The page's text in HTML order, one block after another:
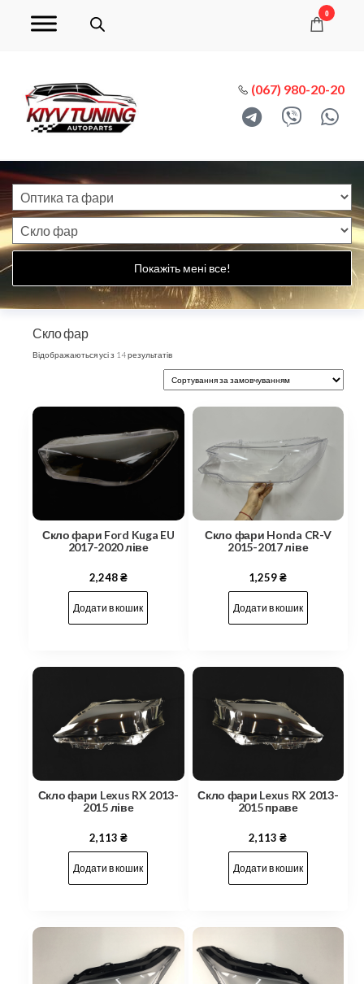
0
(067) 980-20-20
Покажіть мені все!
Скло фар
Відображаються усі з 14 результатів
Скло фари Ford Kuga EU
2017-2020 ліве
2,248₴
Додати в кошик
Скло фари Honda CR-V
2015-2017 ліве
1,259₴
Додати в кошик
Скло фари Lexus RX 2013-
2015 ліве
2,113 ₴
Додати в кошик
Скло фари Lexus RX 2013-
2015 праве
2,113₴
Додати в кошик